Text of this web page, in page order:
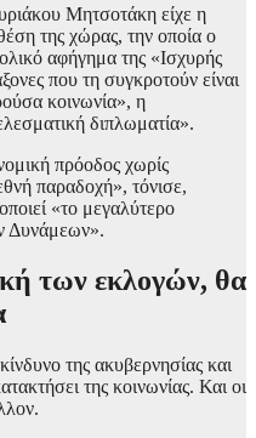
Μητσοτάκη είχε η
της χώρας, την οποία ο
αφήγημα της «Ισχυρής
που τη συγκροτούν είναι
κοινωνία», η
διπλωματία».
πρόοδος χωρίς
παραδοχή», τόνισε,
«το μεγαλύτερο
Δυνάμεων».
των εκλογών, θα
της ακυβερνησίας και
της κοινωνίας. Και οι